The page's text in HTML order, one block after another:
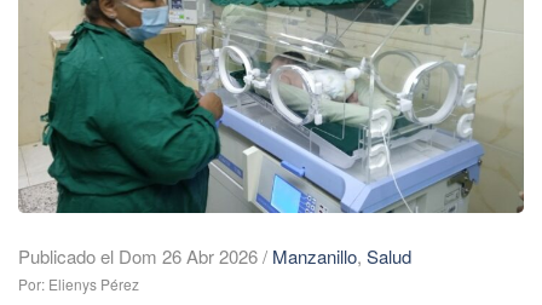
Publicado el Dom 26 Abr 2026/ Manzanillo, Salud
Por: Elienys Pérez